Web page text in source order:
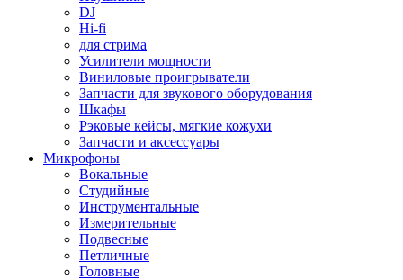
DJ
Hi-fi
для стрима
Усилители мощности
Виниловые проигрыватели
Запчасти для звукового оборудования
Шкафы
Рэковые кейсы, мягкие кожухи
Запчасти и аксессуары
Микрофоны
Вокальные
Студийные
Инструментальные
Измерительные
Подвесные
Петличные
Головные